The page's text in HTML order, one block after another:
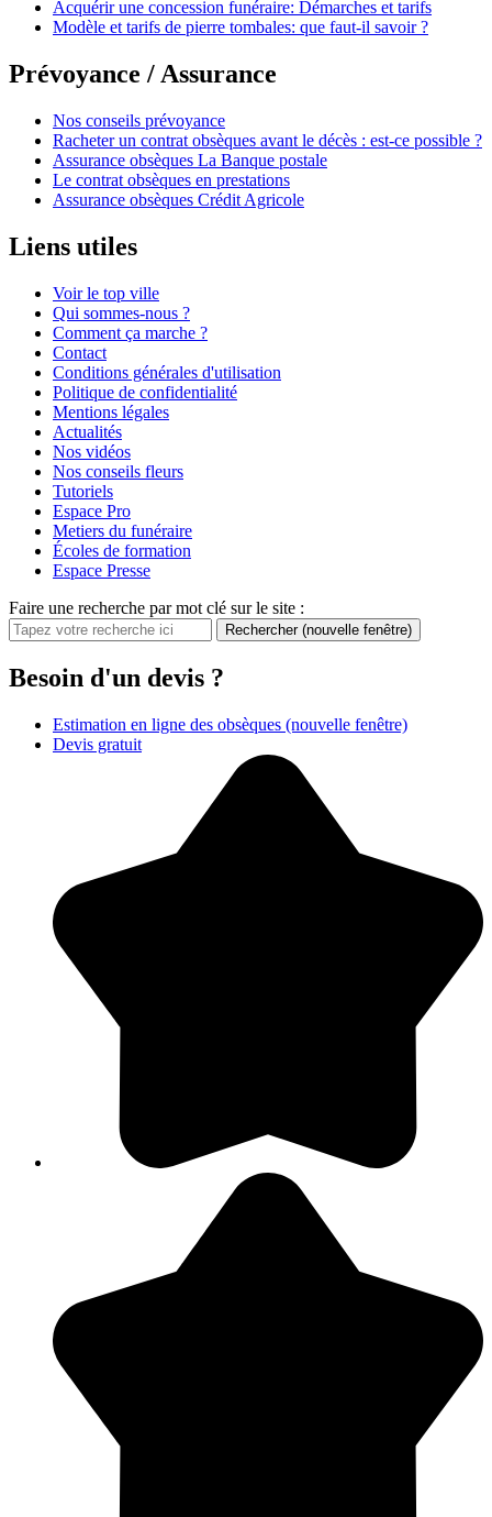
Acquérir une concession funéraire: Démarches et tarifs
Modèle et tarifs de pierre tombales: que faut-il savoir ?
Prévoyance / Assurance
Nos conseils prévoyance
Racheter un contrat obsèques avant le décès : est-ce possible ?
Assurance obsèques La Banque postale
Le contrat obsèques en prestations
Assurance obsèques Crédit Agricole
Liens utiles
Voir le top ville
Qui sommes-nous ?
Comment ça marche ?
Contact
Conditions générales d'utilisation
Politique de confidentialité
Mentions légales
Actualités
Nos vidéos
Nos conseils fleurs
Tutoriels
Espace Pro
Metiers du funéraire
Écoles de formation
Espace Presse
Faire une recherche par mot clé sur le site :
Rechercher (nouvelle fenêtre)
Besoin d'un devis ?
Estimation en ligne des obsèques (nouvelle fenêtre)
Devis gratuit